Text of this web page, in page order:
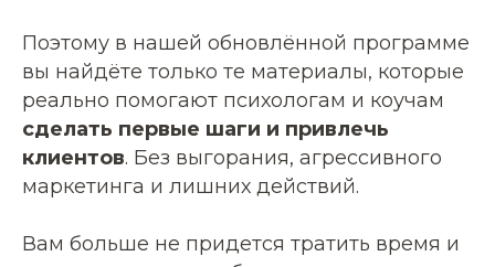
Поэтому в нашей обновлённой программе
вы найдёте только те материалы, которые
реально помогают психологам и коучам
сделать первые шаги и привлечь
клиентов. Без выгорания, агрессивного
маркетинга и лишних действий.
Вам больше не придется тратить время и